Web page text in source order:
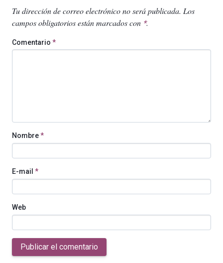
Tu dirección de correo electrónico no será publicada. Los
campos obligatorios están marcados con *.
Comentario *
Nombre*
E-mail *
Web
Publicar el comentario